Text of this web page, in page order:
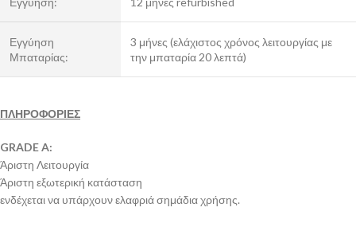
Εγγύηση
Μπαταρίας:
3 μήνες (ελάχιστος χρόνος λειτουργίας με
την μπαταρία 20 λεπτά)
ΠΛΗΡΟΦΟΡΙΕΣ
GRADE A:
Άριστη Λειτουργία
Άριστη εξωτερική κατάσταση
ενδέχεται να υπάρχουν ελαφριά σημάδια χρήσης.